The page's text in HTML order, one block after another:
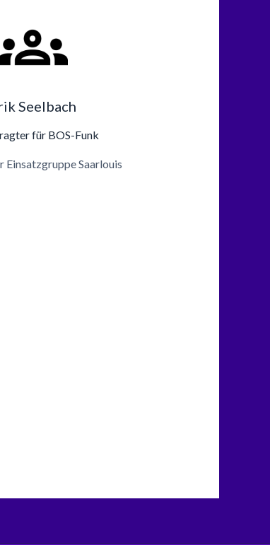
Seelbach
für BOS-Funk
Einsatzgruppe Saarlouis